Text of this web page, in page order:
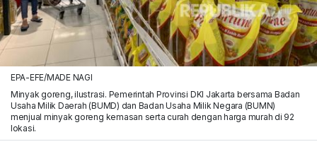
EPA-EFE/MADE NAGI
Minyak goreng, ilustrasi. Pemerintah Provinsi DKI Jakarta bersama Badan
Usaha Milik Daerah (BUMD) dan Badan Usaha Milik Negara (BUMN)
menjual minyak goreng kemasan serta curah dengan harga murah di 92
lokasi.